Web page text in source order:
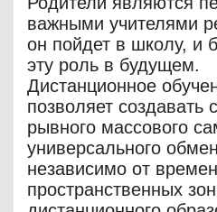
важными учителями
он пойдет в школу, и
эту роль в будущем.
Дистанционное
позволяет создавать
рывного массового
универсального
независимо от
пространственных